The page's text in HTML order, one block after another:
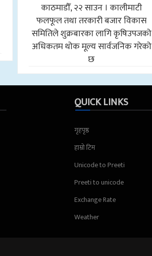
काठमाडौँ, २२ साउन । कालीमाटी
फलफूल तथा तरकारी बजार विकास
समितिले शुक्रबारका लागि कृषिउपजको
अधिकतम थोक मूल्य सार्वजनिक गरेको
छ
QUICK LINKS
गृहपृष्ठ
हाम्रो टिम
Unicode to Preeti
Preeti to unicode
Exchange Rate
Weather